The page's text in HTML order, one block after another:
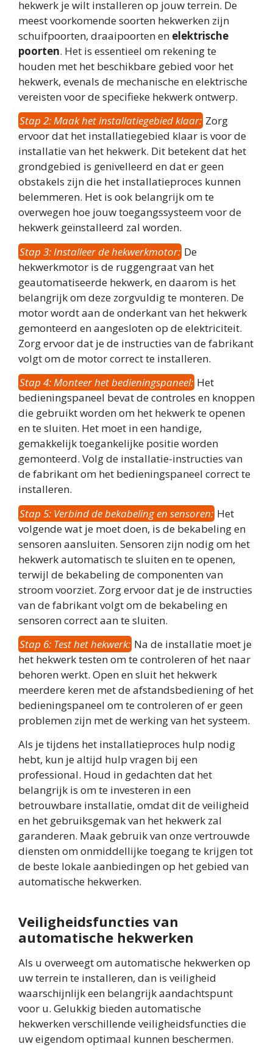
hekwerk je wilt installeren op jouw terrein. De
meest voorkomende soorten hekwerken zijn
schuifpoorten, draaipoorten en elektrische
poorten. Het is essentieel om rekening te
houden met het beschikbare gebied voor het
hekwerk, evenals de mechanische en elektrische
vereisten voor de specifieke hekwerk ontwerp.
Stap 2: Maak het installatiegebied klaar: Zorg
ervoor dat het installatiegebied klaar is voor de
installatie van het hekwerk. Dit betekent dat het
grondgebied is genivelleerd en dat er geen
obstakels zijn die het installatieproces kunnen
belemmeren. Het is ook belangrijk om te
overwegen hoe jouw toegangssysteem voor de
hekwerk geïnstalleerd zal worden.
Stap 3: Installeer de hekwerkmotor: De
hekwerkmotor is de ruggengraat van het
geautomatiseerde hekwerk, en daarom is het
belangrijk om deze zorgvuldig te monteren. De
motor wordt aan de onderkant van het hekwerk
gemonteerd en aangesloten op de elektriciteit.
Zorg ervoor dat je de instructies van de fabrikant
volgt om de motor correct te installeren.
Stap 4: Monteer het bedieningspaneel: Het
bedieningspaneel bevat de controles en knoppen
die gebruikt worden om het hekwerk te openen
en te sluiten. Het moet in een handige,
gemakkelijk toegankelijke positie worden
gemonteerd. Volg de installatie-instructies van
de fabrikant om het bedieningspaneel correct te
installeren.
Stap 5: Verbind de bekabeling en sensoren: Het
volgende wat je moet doen, is de bekabeling en
sensoren aansluiten. Sensoren zijn nodig om het
hekwerk automatisch te sluiten en te openen,
terwijl de bekabeling de componenten van
stroom voorziet. Zorg ervoor dat je de instructies
van de fabrikant volgt om de bekabeling en
sensoren correct aan te sluiten.
Stap 6: Test het hekwerk: Na de installatie moet je
het hekwerk testen om te controleren of het naar
behoren werkt. Open en sluit het hekwerk
meerdere keren met de afstandsbediening of het
bedieningspaneel om te controleren of er geen
problemen zijn met de werking van het systeem.
Als je tijdens het installatieproces hulp nodig
hebt, kun je altijd hulp vragen bij een
professional. Houd in gedachten dat het
belangrijk is om te investeren in een
betrouwbare installatie, omdat dit de veiligheid
en het gebruiksgemak van het hekwerk zal
garanderen. Maak gebruik van onze vertrouwde
diensten om onmiddellijke toegang te krijgen tot
de beste lokale aanbiedingen op het gebied van
automatische hekwerken.
Veiligheidsfuncties van
automatische hekwerken
Als u overweegt om automatische hekwerken op
uw terrein te installeren, dan is veiligheid
waarschijnlijk een belangrijk aandachtspunt
voor u. Gelukkig bieden automatische
hekwerken verschillende veiligheidsfuncties die
uw eigendom optimaal kunnen beschermen.